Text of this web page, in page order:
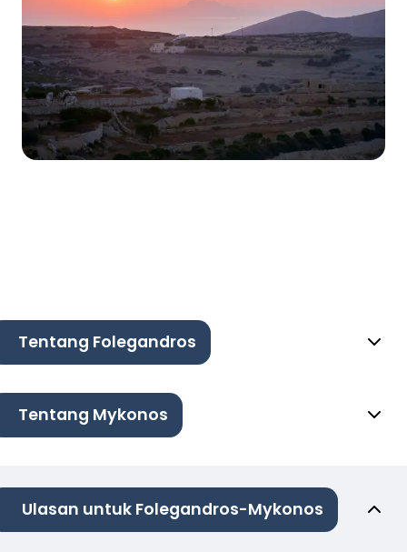
Tentang Folegandros
Tentang Mykonos
Ulasan untuk Folegandros-Mykonos